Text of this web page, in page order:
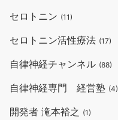
セロトニン (11)
セロトニン活性療法 (17)
自律神経チャンネル (88)
自律神経専門 経営塾 (4)
開発者 滝本裕之 (1)